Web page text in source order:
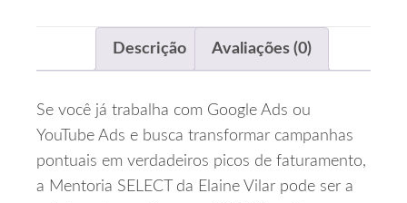
Descrição Avaliações (0)
Se você já trabalha com Google Ads ou
YouTube Ads e busca transformar campanhas
pontuais em verdadeiros picos de faturamento,
a Mentoria SELECT da Elaine Vilar pode ser a